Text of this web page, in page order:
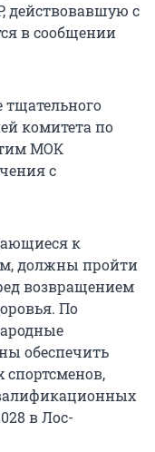
действовавшую с
в сообщении
комитета по
МОК
с
к
должны пройти
возвращением
По
обеспечить
спортсменов,
в Лос-